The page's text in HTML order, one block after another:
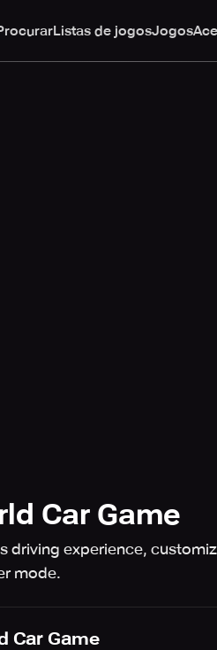
Listas de jogosJogos
Car Game
driving experience,
mode.
Car Game